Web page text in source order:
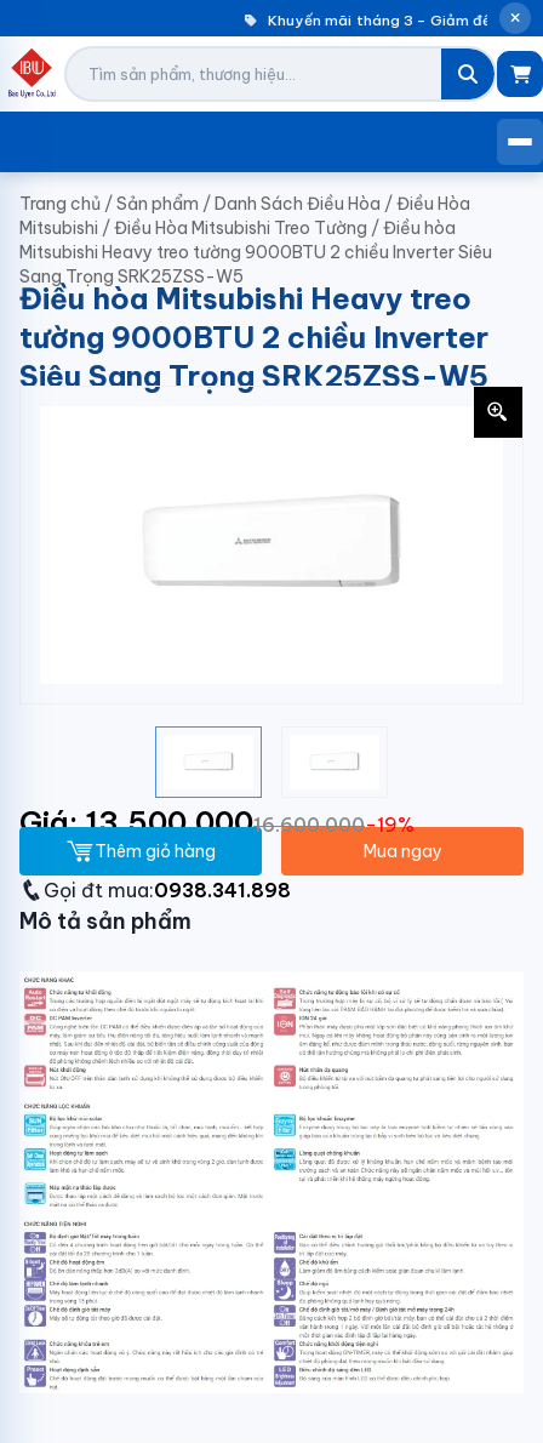
Khuyến mãi tháng 3 – Giảm đến
Trang chủ /Sản phẩm /Danh Sách Điều Hòa /Điều Hòa
Mitsubishi /Điều Hòa Mitsubishi Treo Tường /Điều hòa
Mitsubishi Heavy treo tường 9000BTU 2 chiều Inverter Siêu
Sang Trọng SRK25ZSS-W5
Điều hòa Mitsubishi Heavy treo
tường 9000BTU 2 chiều Inverter
Siêu Sang Trọng SRK25ZSS-W5
Giá: 13.500.00016.600.000-19%
Thêm giỏ hàng Mua ngay
Gọi đt mua:0938.341.898
Mô tả sản phẩm